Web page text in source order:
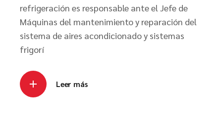
refrigeración es responsable ante el Jefe de
Máquinas del mantenimiento y reparación del
sistema de aires acondicionado y sistemas
frigorí
Leer más